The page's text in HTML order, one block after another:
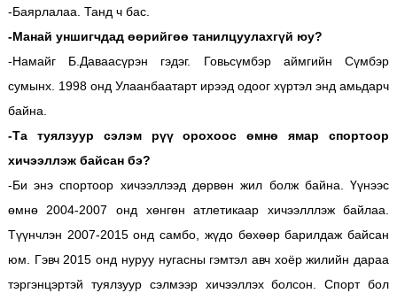
-Баярлалаа. Танд ч бас.
-Манай уншигчдад өөрийгөө танилцуулахгүй юу?
-Намайг Б.Даваасүрэн гэдэг. Говьсүмбэр аймгийн Сүмбэр
сумынх. 1998 онд Улаанбаатарт ирээд одоог хүртэл энд амьдарч
байна.
-Та туялзуур сэлэм рүү орохоос өмнө ямар спортоор
хичээллэж байсан бэ?
-Би энэ спортоор хичээллээд дөрвөн жил болж байна. Үүнээс
өмнө 2004-2007 онд хөнгөн атлетикаар хичээлллэж байлаа.
Түүнчлэн 2007-2015 онд самбо, жүдо бөхөөр барилдаж байсан
юм. Гэвч 2015 онд нуруу нугасны гэмтэл авч хоёр жилийн дараа
тэргэнцэртэй туялзуур сэлмээр хичээллэх болсон. Спорт бол